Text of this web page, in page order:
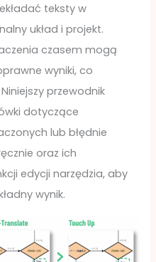
teksty w
układ i projekt.
czasem mogą
wyniki, co
przewodnik
dotyczące
lub błędnie
oraz ich
edycji narzędzia, aby
wynik.